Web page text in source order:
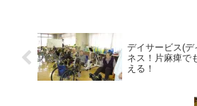
デイサービス(デ
ネス！片麻痺で
える！